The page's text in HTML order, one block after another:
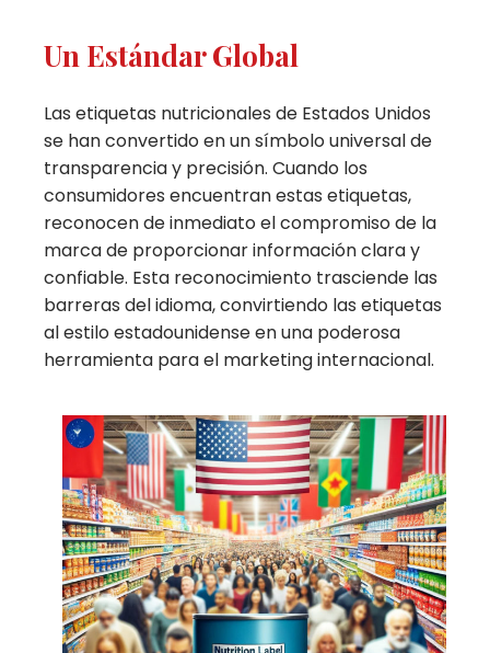
Un Estándar Global
Las etiquetas nutricionales de Estados Unidos
se han convertido en un símbolo universal de
transparencia y precisión. Cuando los
consumidores encuentran estas etiquetas,
reconocen de inmediato el compromiso de la
marca de proporcionar información clara y
confiable. Esta reconocimiento trasciende las
barreras del idioma, convirtiendo las etiquetas
al estilo estadounidense en una poderosa
herramienta para el marketing internacional.